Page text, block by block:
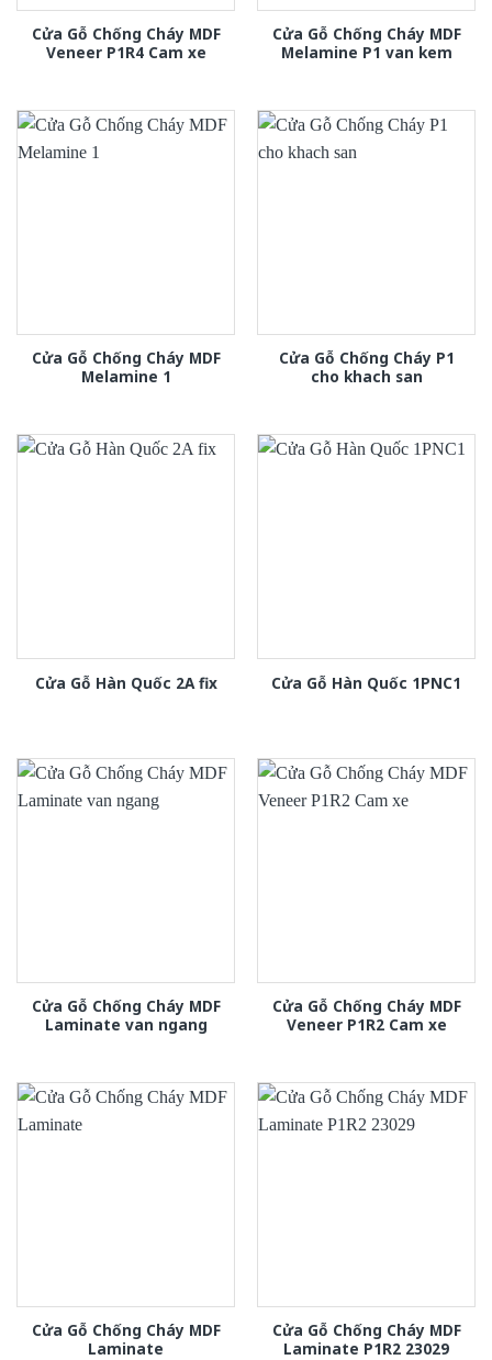
Cửa Gỗ Chống Cháy MDF
Veneer P1R4 Cam xe
Cửa Gỗ Chống Cháy MDF
Melamine P1 van kem
Cửa Gỗ Chống Cháy MDF
Melamine 1
Cửa Gỗ Chống Cháy P1
cho khach san
Cửa Gỗ Hàn Quốc 2A fix Cửa Gỗ Hàn Quốc 1PNC1
Cửa Gỗ Chống Cháy MDF
Laminate van ngang
Cửa Gỗ Chống Cháy MDF
Veneer P1R2 Cam xe
Cửa Gỗ Chống Cháy MDF
Laminate
Cửa Gỗ Chống Cháy MDF
Laminate P1R2 23029